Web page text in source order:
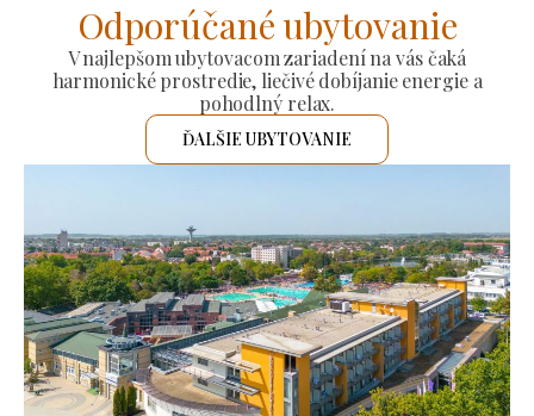
Odporúčané ubytovanie
V najlepšom ubytovacom zariadení na vás čaká
harmonické prostredie, liečivé dobíjanie energie a
pohodlný relax.
ĎALŠIE UBYTOVANIE